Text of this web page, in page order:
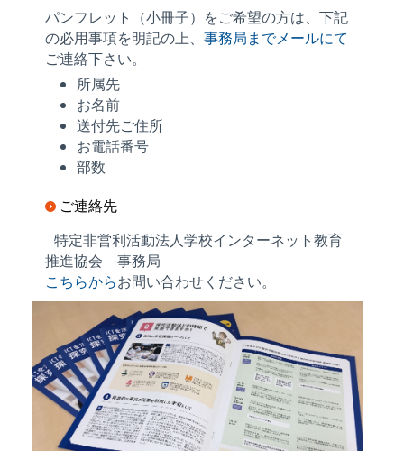
パンフレット（小冊子）をご希望の方は、下記
の必用事項を明記の上、 事務局までメールにて
ご連絡下さい。
所属先
お名前
送付先ご住所
お電話番号
部数
ご連絡先
特定非営利活動法人学校インターネット教育
推進協会 事務局
こちらからお問い合わせください。